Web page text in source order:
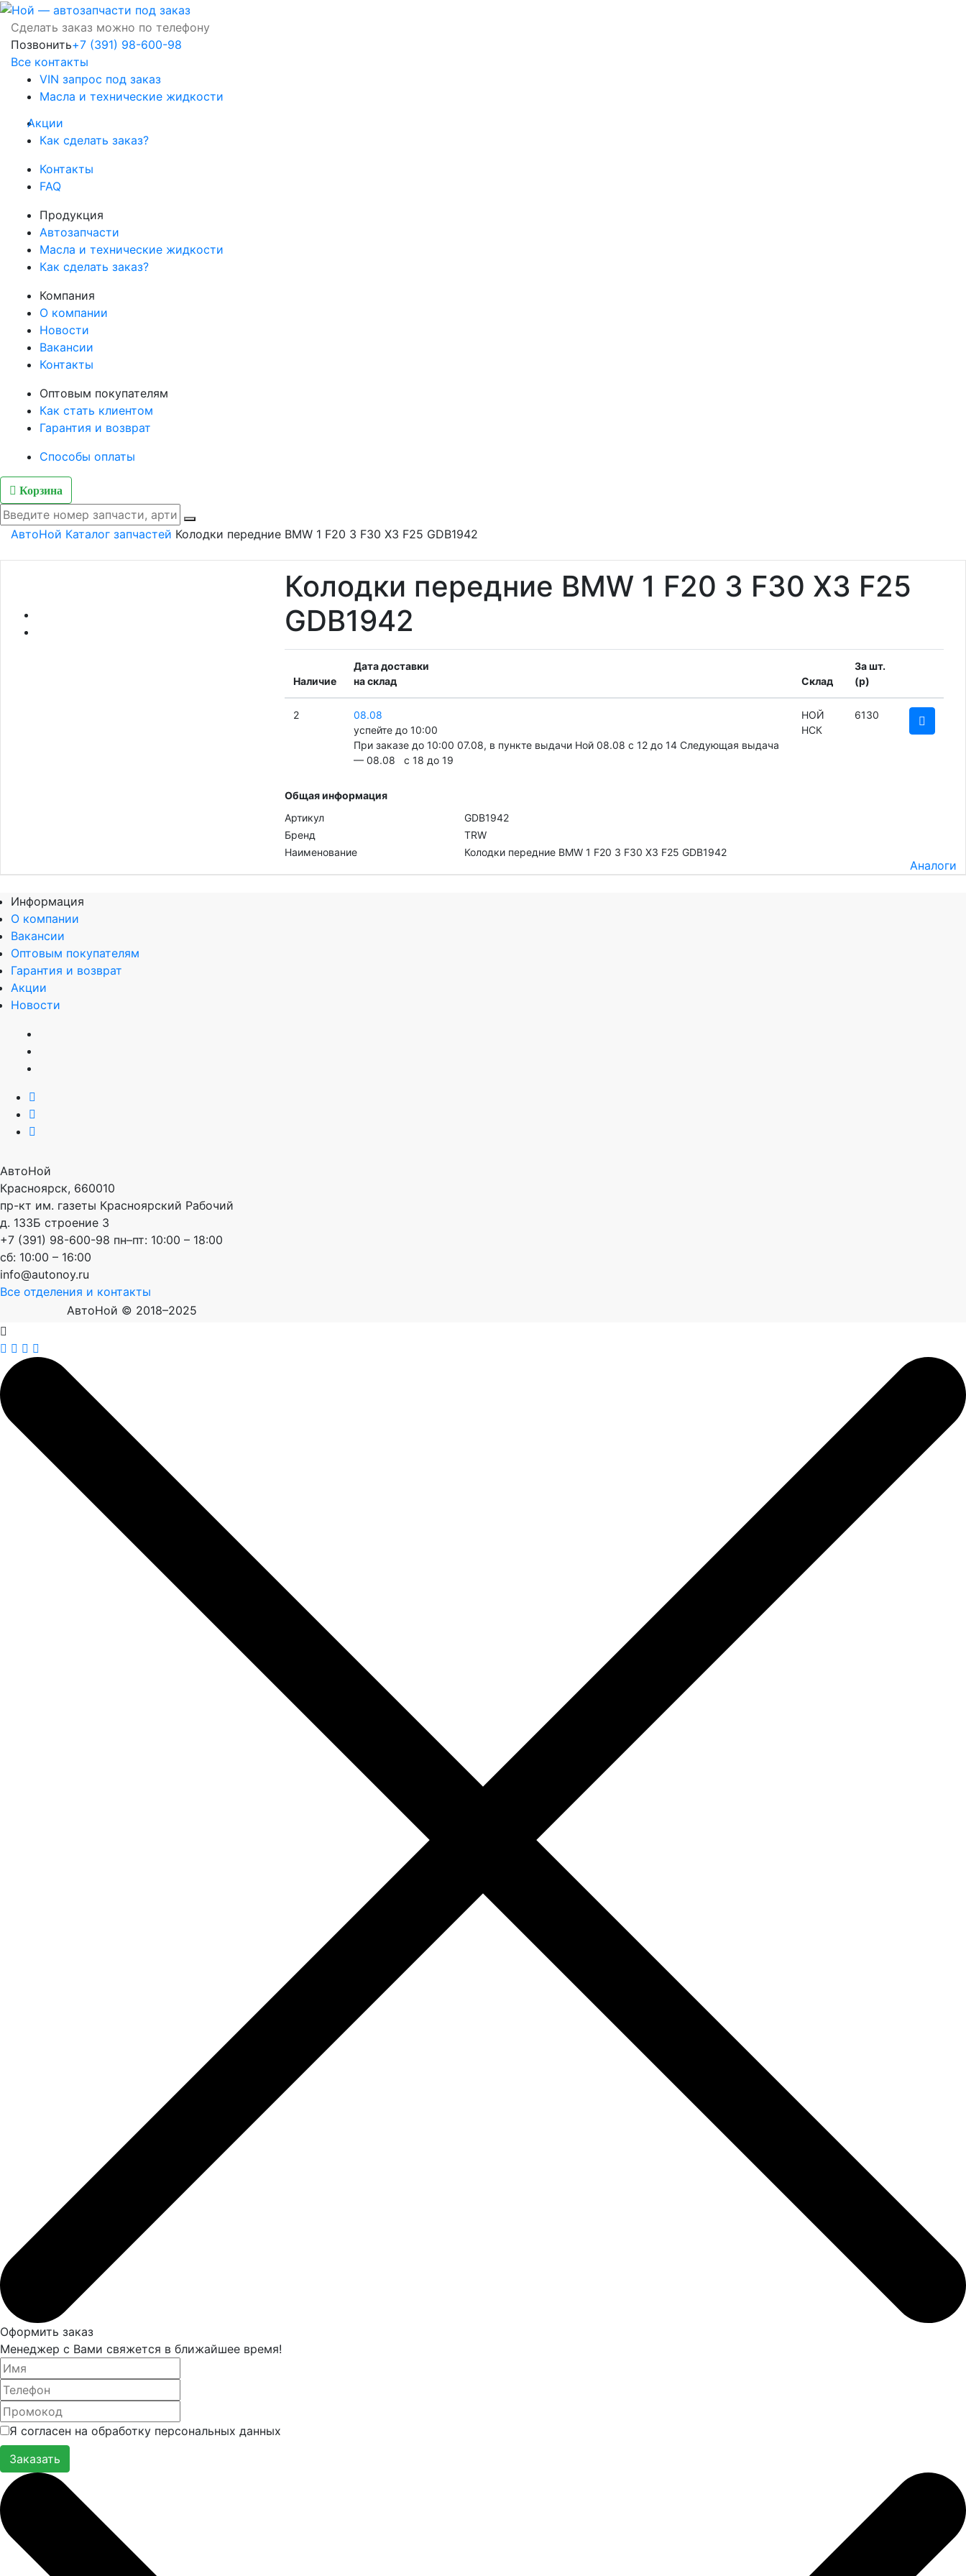
Сделать заказ можно по телефону
Позвонить+7 (391) 98-600-98
Все контакты
VIN запрос под заказ
Масла и технические жидкости
Акции
Как сделать заказ?
Контакты
FAQ
Продукция
Автозапчасти
Масла и технические жидкости
Как сделать заказ?
Компания
О компании
Новости
Вакансии
Контакты
Оптовым покупателям
Как стать клиентом
Гарантия и возврат
Способы оплаты
Корзина
АвтоНой Каталог запчастей Колодки передние BMW 1 F20 3 F30 X3 F25 GDB1942
Колодки передние BMW 1 F20 3 F30 X3 F25
GDB1942
Наличие
Дата доставки
на склад
Склад
За шт.
(p)
2
08.08
успейте до 10:00
При заказе до 10:00 07.08, в пункте выдачи Ной 08.08 c 12 до 14 Следующая выдача
— 08.08 c 18 до 19
НОЙ
НСК
6130
Общая информация
Артикул
GDB1942
Бренд
TRW
Наименование
Колодки передние BMW 1 F20 3 F30 X3 F25 GDB1942
Аналоги
Информация
О компании
Вакансии
Оптовым покупателям
Гарантия и возврат
Акции
Новости
АвтоНой
Красноярск, 660010
пр-кт им. газеты Красноярский Рабочий
д. 133Б строение 3
+7 (391) 98-600-98 пн–пт: 10:00 – 18:00
сб: 10:00 – 16:00
info@autonoy.ru
Все отделения и контакты
АвтоНой © 2018–2025
Оформить заказ
Менеджер с Вами свяжется в ближайшее время!
Я согласен на обработку персональных данных
Заказать